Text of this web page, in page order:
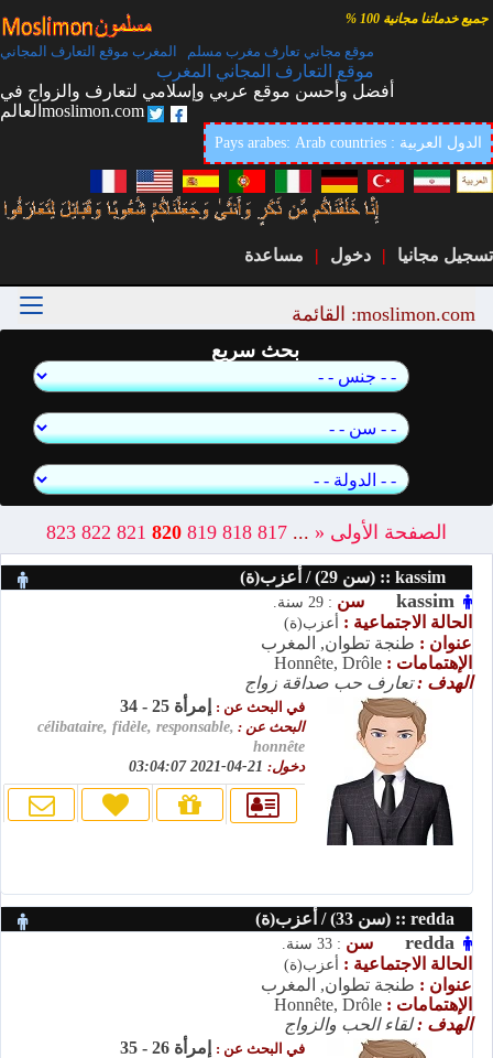
جميع خدماتنا مجانية 100 %
موقع مجاني تعارف مغرب مسلم المغرب موقع التعارف المجاني
موقع التعارف المجاني المغرب
أفضل وأحسن موقع عربي وإسلامي لتعارف والزواج في
العالمmoslimon.com
Pays arabes: Arab countries : الدول العربية
تسجيل مجانيا | دخول | مساعدة
moslimon.com: القائمة
بحث سريع
الصفحة الأولى «
...
817
818
819
821
822
823
kassim سن : 29 سنة.
الحالة الاجتماعية : أعزب(ة)
عنوان : طنجة تطوان, المغرب
الإهتمامات : Honnête, Drôle
الهدف :تعارف حب صداقة زواج
في البحث عن : إمرأة 25 - 34
البحث عن : célibataire, fidèle, responsable,
honnête
دخول:
redda سن : 33 سنة.
الحالة الاجتماعية : أعزب(ة)
عنوان : طنجة تطوان, المغرب
الإهتمامات : Honnête, Drôle
الهدف :لقاء الحب والزواج
في البحث عن : إمرأة 26 - 35